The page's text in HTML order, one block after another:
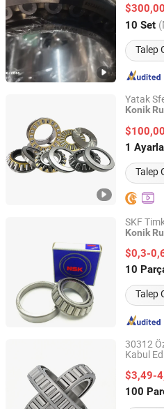
$300,00
10 Set
Talep
Henan, China
Yatak
Konik
1 Ayarla
Talep
Shandong Tod Bearing Co., Ltd.
Shandong, China
SKF
Konik
S/374
$0,3-
10
Talep
Qingdao Flow Group Limited
Shandong, China
30312
Kabul
$3,49-
100
Liaocheng Supu Bearing Co.,
Shandong, China